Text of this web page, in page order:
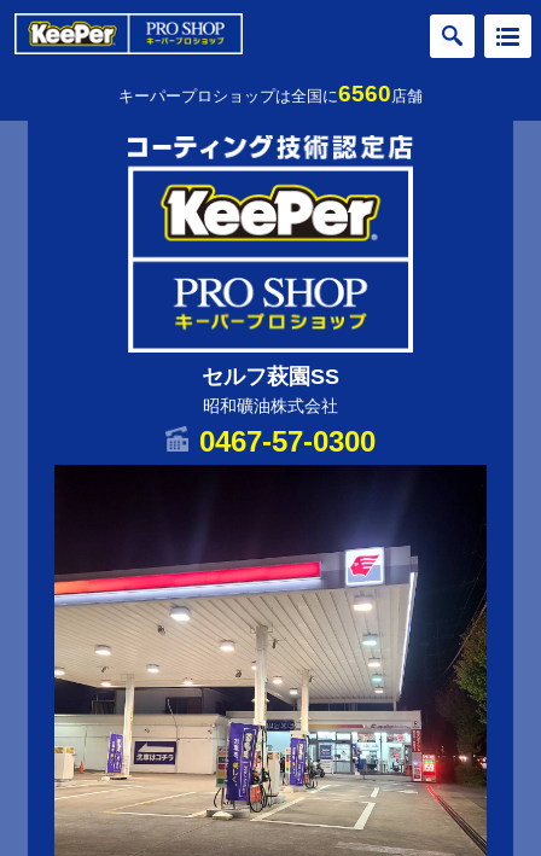
キーパープロショップは全国に6560店舗
セルフ萩園SS
昭和礦油株式会社
0467-57-0300